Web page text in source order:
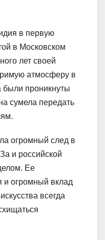
в первую
в Московском
лет своей
атмосферу в
были проникнуты
сумела передать
огромный след в
и российской
Ее
огромный вклад
всегда